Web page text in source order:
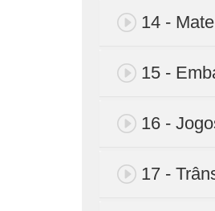
14 -
15 -
16 -
17 -